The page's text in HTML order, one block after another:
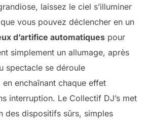
laissez le ciel s’illuminer
que vous pouvez déclencher en un
d’artifice automatiquespour
simplement un allumage, après
spectacle se déroule
enchaînant chaque effet
interruption. Le Collectif DJ’s met
des dispositifs sûrs, simples